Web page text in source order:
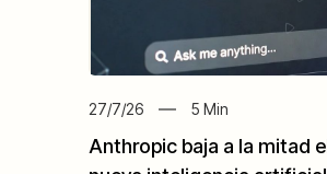
27/7/26 5 Min
Anthropic baja a la mitad